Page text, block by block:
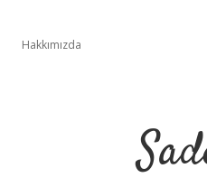
Hakkımızda